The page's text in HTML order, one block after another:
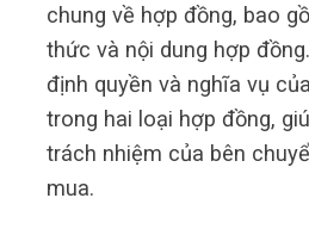
chung về hợp đồng, bao
thức và nội dung hợp
định quyền và nghĩa vụ
trong hai loại hợp đồng,
trách nhiệm của bên
mua.